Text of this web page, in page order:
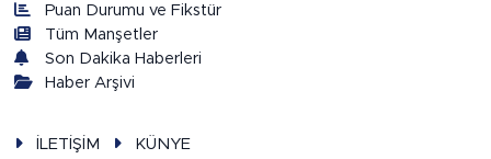
Puan Durumu ve Fikstür
Tüm Manşetler
Son Dakika Haberleri
Haber Arşivi
İLETİŞİM KÜNYE